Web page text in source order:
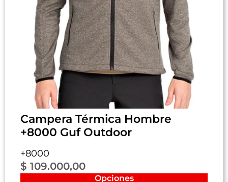
Campera Térmica Hombre
+8000 Guf Outdoor
+8000
$ 109.000,00
Opciones